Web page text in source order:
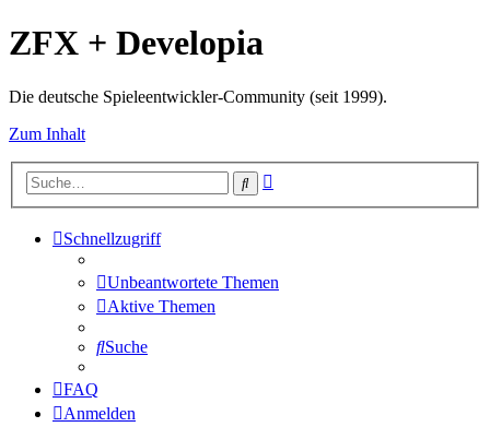
ZFX + Developia
Die deutsche Spieleentwickler-Community (seit 1999).
Zum Inhalt
Suche
Schnellzugriff
Unbeantwortete Themen
Aktive Themen
Suche
FAQ
Anmelden